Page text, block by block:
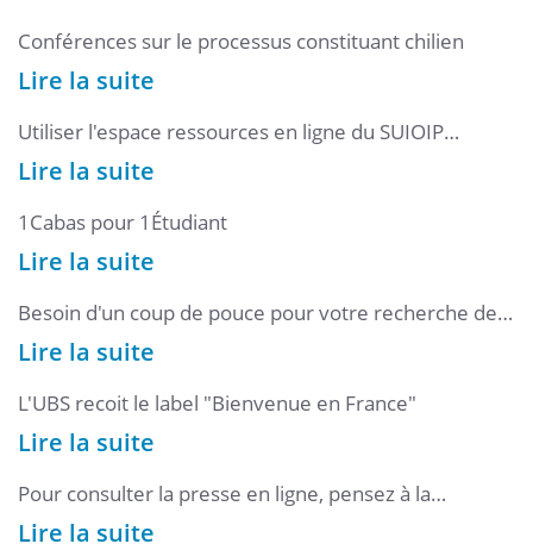
Conférences sur le processus constituant chilien
Lire la suite
Utiliser l'espace ressources en ligne du SUIOIP
Entrepreneuriat
Lire la suite
1Cabas pour 1Étudiant
Lire la suite
Besoin d'un coup de pouce pour votre recherche de
stage, d'alternance, d'emploi ?
Lire la suite
L'UBS recoit le label "Bienvenue en France"
Lire la suite
Pour consulter la presse en ligne, pensez à la
bibliothèque numérique !
Lire la suite